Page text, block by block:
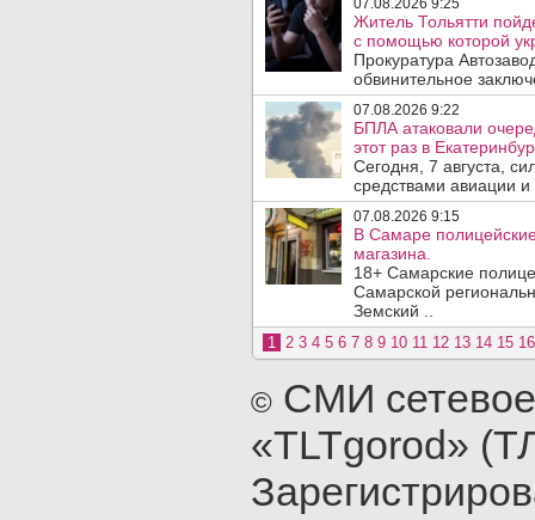
07.08.2026 9:25
Житель Тольятти
с помощью которой
Прокуратура
обвинительное
07.08.2026 9:22
БПЛА атаковали
этот раз в
Сегодня, 7 августа,
средствами авиации
07.08.2026 9:15
В Самаре
магазина.
18+ Самарские
Самарской
Земский ..
1 2 3 4 5 6 7 8 9 10 11 12 13 14 15 16
© СМИ
«TLTgorod»